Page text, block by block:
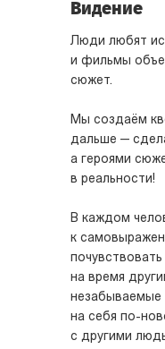
Видение
Люди любят
и фильмы
сюжет.
Мы создаём
дальше —
а героями
в реальности!
В каждом
к
на время
незабываемые
на себя по-
с другими